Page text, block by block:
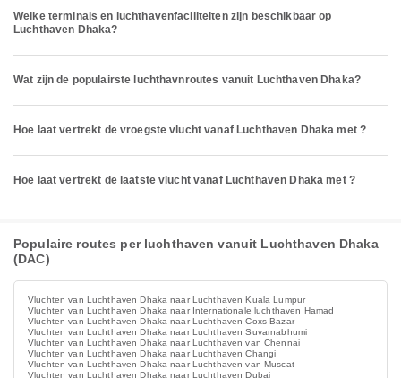
Welke terminals en luchthavenfaciliteiten zijn beschikbaar op
Luchthaven Dhaka?
Wat zijn de populairste luchthavnroutes vanuit Luchthaven Dhaka?
Hoe laat vertrekt de vroegste vlucht vanaf Luchthaven Dhaka met ?
Hoe laat vertrekt de laatste vlucht vanaf Luchthaven Dhaka met ?
Populaire routes per luchthaven vanuit Luchthaven Dhaka
(DAC)
Vluchten van Luchthaven Dhaka naar Luchthaven Kuala Lumpur
Vluchten van Luchthaven Dhaka naar Internationale luchthaven Hamad
Vluchten van Luchthaven Dhaka naar Luchthaven Coxs Bazar
Vluchten van Luchthaven Dhaka naar Luchthaven Suvarnabhumi
Vluchten van Luchthaven Dhaka naar Luchthaven van Chennai
Vluchten van Luchthaven Dhaka naar Luchthaven Changi
Vluchten van Luchthaven Dhaka naar Luchthaven van Muscat
Vluchten van Luchthaven Dhaka naar Luchthaven Dubai